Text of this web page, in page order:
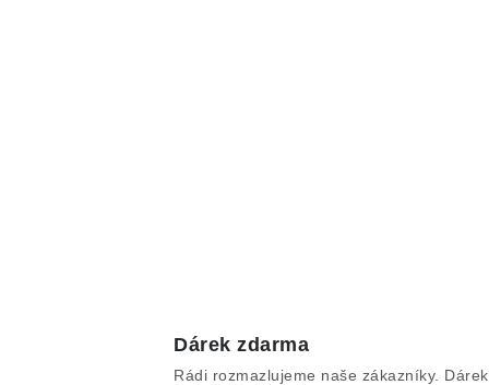
Dárek zdarma
Rádi rozmazlujeme naše zákazníky. Dárek